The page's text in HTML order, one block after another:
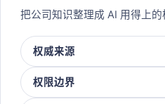
把公司知识整理成 AI 用得上
权威来源
权限边界